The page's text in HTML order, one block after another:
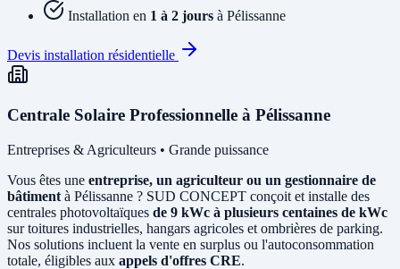
Installation en 1 à 2 jours à Pélissanne
Devis installation résidentielle
Centrale Solaire Professionnelle à Pélissanne
Entreprises & Agriculteurs • Grande puissance
Vous êtes une entreprise, un agriculteur ou un gestionnaire de
bâtiment à Pélissanne ? SUD CONCEPT conçoit et installe des
centrales photovoltaïques de 9 kWc à plusieurs centaines de kWc
sur toitures industrielles, hangars agricoles et ombrières de parking.
Nos solutions incluent la vente en surplus ou l'autoconsommation
totale, éligibles aux appels d'offres CRE.